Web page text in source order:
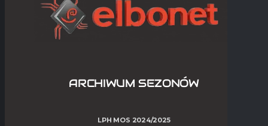
ARCHIWUM SEZONÓW
LPH MOS 2024/2025